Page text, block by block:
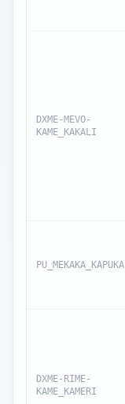
DXME-MEVO-
KAME_KAKALI
PU_MEKAKA_KAPUKA
DXME-RIME-
KAME_KAMERI